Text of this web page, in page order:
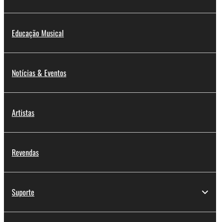
Educação Musical
Notícias & Eventos
Artistas
Revendas
Suporte